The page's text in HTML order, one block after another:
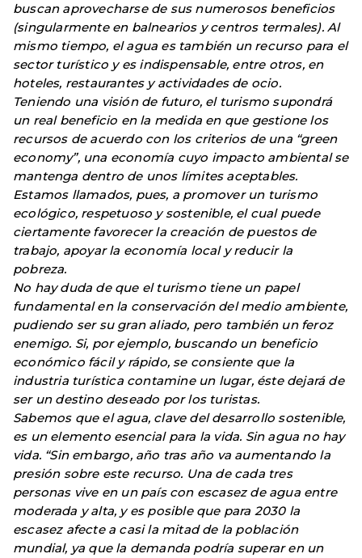
buscan aprovecharse de sus numerosos beneficios
(singularmente en balnearios y centros termales). Al
mismo tiempo, el agua es también un recurso para el
sector turístico y es indispensable, entre otros, en
hoteles, restaurantes y actividades de ocio.
Teniendo una visión de futuro, el turismo supondrá
un real beneficio en la medida en que gestione los
recursos de acuerdo con los criterios de una “green
economy”, una economía cuyo impacto ambiental se
mantenga dentro de unos límites aceptables.
Estamos llamados, pues, a promover un turismo
ecológico, respetuoso y sostenible, el cual puede
ciertamente favorecer la creación de puestos de
trabajo, apoyar la economía local y reducir la
pobreza.
No hay duda de que el turismo tiene un papel
fundamental en la conservación del medio ambiente,
pudiendo ser su gran aliado, pero también un feroz
enemigo. Si, por ejemplo, buscando un beneficio
económico fácil y rápido, se consiente que la
industria turística contamine un lugar, éste dejará de
ser un destino deseado por los turistas.
Sabemos que el agua, clave del desarrollo sostenible,
es un elemento esencial para la vida. Sin agua no hay
vida. “Sin embargo, año tras año va aumentando la
presión sobre este recurso. Una de cada tres
personas vive en un país con escasez de agua entre
moderada y alta, y es posible que para 2030 la
escasez afecte a casi la mitad de la población
mundial, ya que la demanda podría superar en un